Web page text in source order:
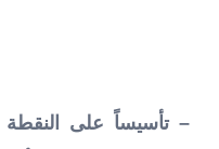
– تأسيساً على النقطة